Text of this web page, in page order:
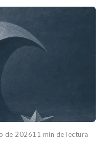
de 202611 min de lectura